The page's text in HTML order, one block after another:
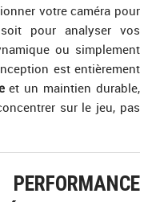
votre caméra pour
pour analyser vos
ou simplement
est entièrement
et un maintien durable,
sur le jeu, pas